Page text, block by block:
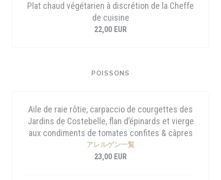
Plat chaud végétarien à discrétion de la Cheffe
de cuisine
22,00 EUR
POISSONS
Aile de raie rôtie, carpaccio de courgettes des
Jardins de Costebelle, flan d’épinards et vierge
aux condiments de tomates confites & câpres
アレルゲン一覧
23,00 EUR